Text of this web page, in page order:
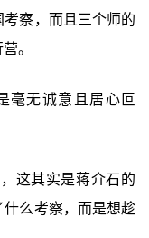
察，而且三个师的
。
毫无诚意且居心叵
这其实是蒋介石的
么考察，而是想趁